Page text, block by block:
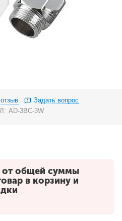
Задать вопрос
AD-3BC-3W
от общей суммы
в корзину и